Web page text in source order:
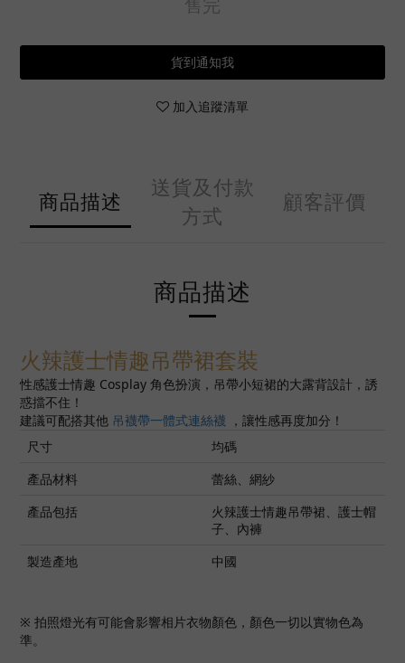
售完
貨到通知我
加入追蹤清單
商品描述
送貨及付款
方式
顧客評價
商品描述
火辣護士情趣吊帶裙套裝
性感護士情趣 Cosplay 角色扮演，吊帶小短裙的大露背設計，誘
惑擋不住！
建議可配搭其他 吊襪帶一體式連絲襪 ，讓性感再度加分！
尺寸
均碼
產品材料
蕾絲、網紗
產品包括
火辣護士情趣吊帶裙、護士帽
子、內褲
製造產地
中國
※ 拍照燈光有可能會影響相片衣物顏色，顏色一切以實物色為
準。